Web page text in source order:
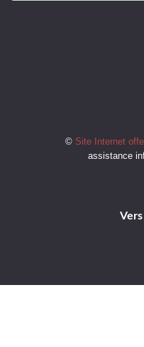
© Site Internet
assistance